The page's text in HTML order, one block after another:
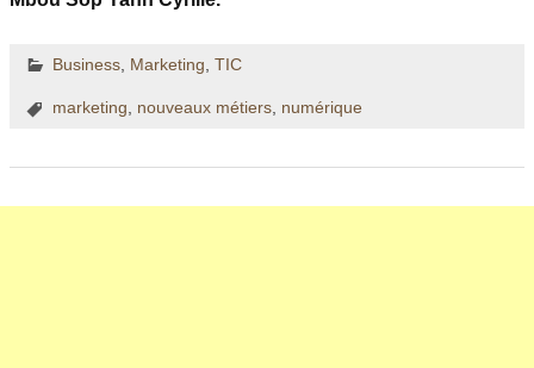
Business, Marketing TIC
marketing nouveaux métiers, numérique